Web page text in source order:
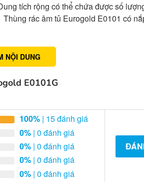
tích rộng có thể chứa được số
rác âm tủ Eurogold E0101 có
NỘI DUNG
E0101G
100% | 15 đánh giá
0% | 0 đánh giá
0% | 0 đánh giá
0% | 0 đánh giá
0% | 0 đánh giá